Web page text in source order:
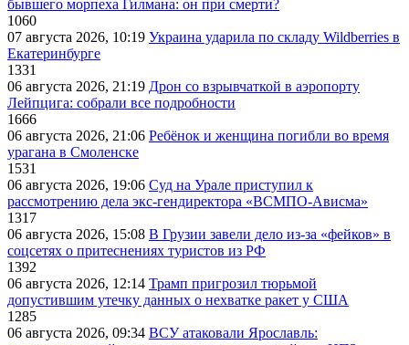
бывшего морпеха Гилмана: он при смерти?
1060
07 августа 2026, 10:19 Украина ударила по складу Wildberries в
Екатеринбурге
1331
06 августа 2026, 21:19 Дрон со взрывчаткой в аэропорту
Лейпцига: собрали все подробности
1666
06 августа 2026, 21:06 Ребёнок и женщина погибли во время
урагана в Смоленске
1531
06 августа 2026, 19:06 Суд на Урале приступил к
рассмотрению дела экс-гендиректора «ВСМПО-Ависма»
1317
06 августа 2026, 15:08 В Грузии завели дело из-за «фейков» в
соцсетях о притеснениях туристов из РФ
1392
06 августа 2026, 12:14 Трамп пригрозил тюрьмой
допустившим утечку данных о нехватке ракет у США
1285
06 августа 2026, 09:34 ВСУ атаковали Ярославль: